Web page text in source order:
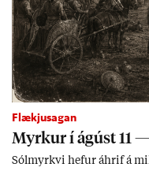
Flækjusagan
Myrk­ur í ág­úst 11
Sól­myrkvi hef­ur áhrif á